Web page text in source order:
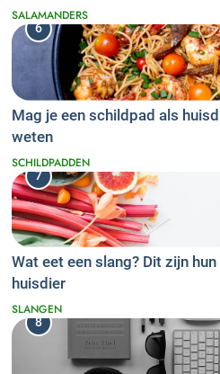
SALAMANDERS
6
Mag je een schildpad als
weten
SCHILDPADDEN
7
Wat eet een slang? Dit zijn
huisdier
SLANGEN
8